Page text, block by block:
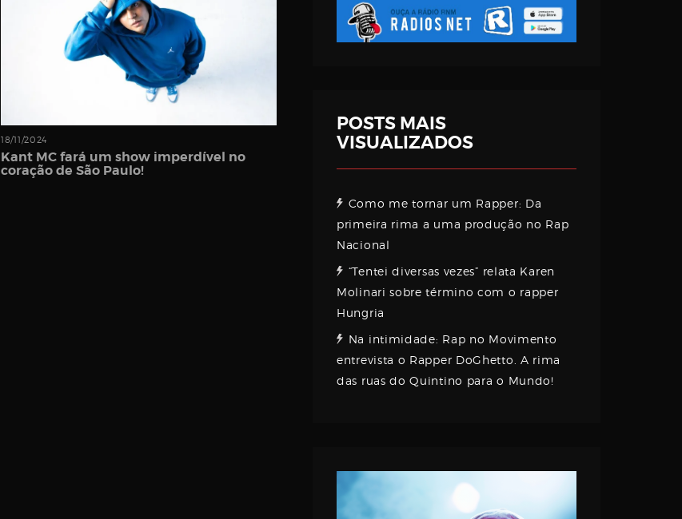
18/11/2024
Kant MC fará um show imperdível no
coração de São Paulo!
POSTS MAIS
VISUALIZADOS
Como me tornar um Rapper: Da
primeira rima a uma produção no Rap
Nacional
“Tentei diversas vezes” relata Karen
Molinari sobre término com o rapper
Hungria
Na intimidade: Rap no Movimento
entrevista o Rapper DoGhetto. A rima
das ruas do Quintino para o Mundo!